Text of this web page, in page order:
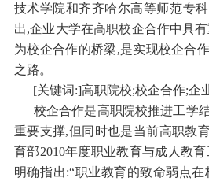
技术学院和齐齐哈尔高等师范专
出,企业大学在高职校企合作中具
为校企合作的桥梁,是实现校企合
之路。
[关键词:]高职院校;校企合作;企
校企合作是高职院校推进工学
重要支撑,但同时也是当前高职教
育部2010年度职业教育与成人教
明确指出:“职业教育的致命弱点